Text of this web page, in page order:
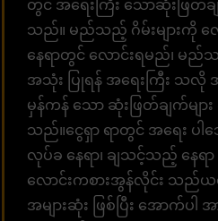
တွင် အရေးကြီး သောဆုံးဖြတ်ခ
သည်။ မည်သည့် ဂိမ်းများကို
နေရာတွင် လောင်းရမည်၊ မည်
အသုံး ပြုရန် အရေးကြီး သလို အ
မှန်ကန် သော ဆုံးဖြတ်ချက်များ
သည်။ငွေရှာ ရာတွင် အရေး ပါ
လုပ်ခ နေရာ၊ ချသင့်သည့် နေရ
လောင်းကစားအွန်လိုင်း သည်
အများဆုံး ဖြစ်ပြီး အောက်ပါ